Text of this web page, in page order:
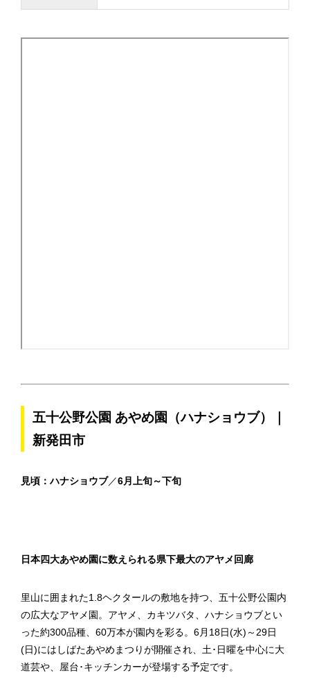
五十公野公園 あやめ園（ハナショウブ）｜
新発田市
見頃：ハナショウブ／6月上旬～下旬
日本四大あやめ園に数えられる県下最大のアヤメ回廊
里山に囲まれた1.8ヘクタールの敷地を持つ、五十公野公園内
の広大なアヤメ園。アヤメ、カキツバタ、ハナショウブとい
った約300品種、60万本が園内を彩る。6月18日(水)～29日
(日)にはしばたあやめまつりが開催され、土･日曜を中心に大
道芸や、屋台･キッチンカーが登場する予定です。